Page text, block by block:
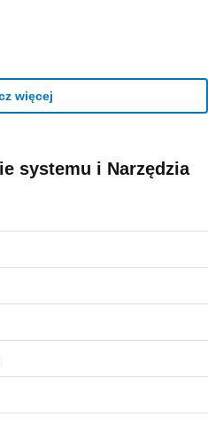
przez kolejne 10 lat dzięki
w wersji dla komputerów Mac?
więcej
systemu i Narzędzia